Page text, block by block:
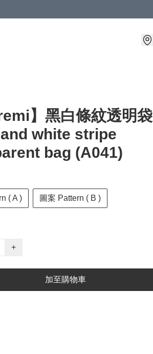
】黑白條紋透明袋
white stripe
bag (A041)
( A ) 圖案 Pattern ( B )
+
加至購物車